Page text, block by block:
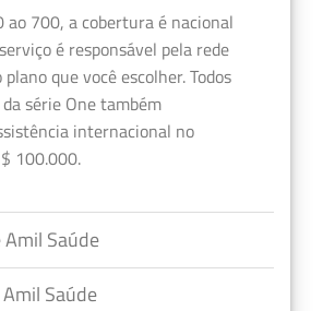
ao 700, a cobertura é nacional
é responsável pela rede
que você escolher. Todos
série One também
internacional no
100.000.
Amil Saúde
Saúde